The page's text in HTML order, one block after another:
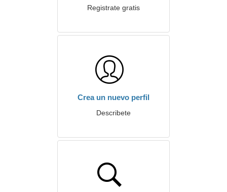
Registrate gratis
Crea un nuevo perfil
Describete